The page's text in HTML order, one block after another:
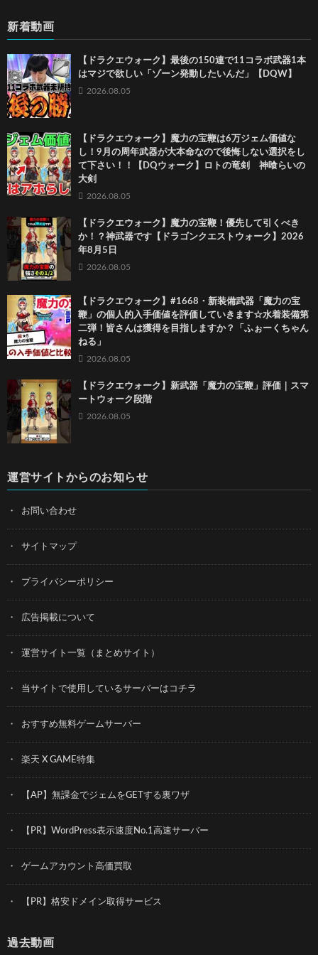
新着動画
【ドラクエウォーク】最後の150連で11コラボ武器1本
はマジで欲しい「ゾーン発動したいんだ」【DQW】
2026.08.05
【ドラクエウォーク】魔力の宝鞭は6万ジェム価値な
し！9月の周年武器が大本命なので後悔しない選択をし
て下さい！！【DQウォーク】ロトの竜剣 神喰らいの
大剣
2026.08.05
【ドラクエウォーク】魔力の宝鞭！優先して引くべき
か！？神武器です【ドラゴンクエストウォーク】2026
年8月5日
2026.08.05
【ドラクエウォーク】#1668・新装備武器「魔力の宝
鞭」の個人的入手価値を評価していきます☆水着装備第
二弾！皆さんは獲得を目指しますか？「ふぉーくちゃん
ねる」
2026.08.05
【ドラクエウォーク】新武器「魔力の宝鞭」評価｜スマ
ートウォーク段階
2026.08.05
運営サイトからのお知らせ
お問い合わせ
サイトマップ
プライバシーポリシー
広告掲載について
運営サイト一覧（まとめサイト）
当サイトで使用しているサーバーはコチラ
おすすめ無料ゲームサーバー
楽天 X GAME特集
【AP】無課金でジェムをGETする裏ワザ
【PR】WordPress表示速度No.1高速サーバー
ゲームアカウント高価買取
【PR】格安ドメイン取得サービス
過去動画